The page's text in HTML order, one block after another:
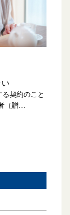
る契約のこと
（贈…